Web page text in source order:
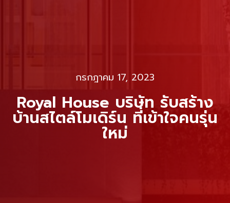
กรกฎาคม 17, 2023
Royal House บริษัท รับสร้าง
บ้านสไตล์โมเดิร์น ที่เข้าใจคนรุ่น
ใหม่